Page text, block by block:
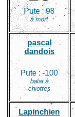
Pute :98
à mort
pascal
dandois
Pute : -100
balai à
chiottes
Lapinchien